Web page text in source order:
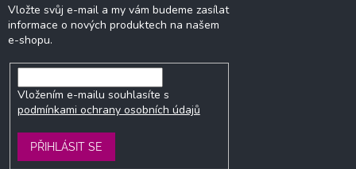
Vložte svůj e-mail a my vám budeme zasílat
informace o nových produktech na našem
e-shopu.
Vložením e-mailu souhlasíte s
podmínkami ochrany osobních údajů
PŘIHLÁSIT SE